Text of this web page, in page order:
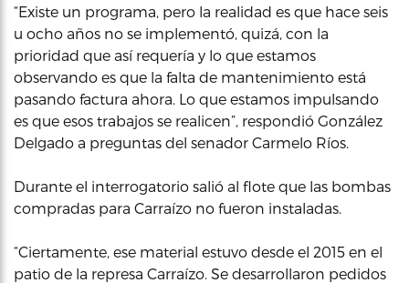
“Existe un programa, pero la realidad es que hace seis
u ocho años no se implementó, quizá, con la
prioridad que así requería y lo que estamos
observando es que la falta de mantenimiento está
pasando factura ahora. Lo que estamos impulsando
es que esos trabajos se realicen”, respondió González
Delgado a preguntas del senador Carmelo Ríos.
Durante el interrogatorio salió al flote que las bombas
compradas para Carraízo no fueron instaladas.
“Ciertamente, ese material estuvo desde el 2015 en el
patio de la represa Carraízo. Se desarrollaron pedidos